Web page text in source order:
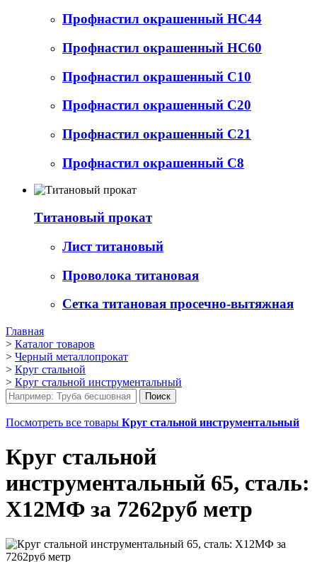
Профнастил окрашенный НС44
Профнастил окрашенный НС60
Профнастил окрашенный С10
Профнастил окрашенный С20
Профнастил окрашенный С21
Профнастил окрашенный С8
Титановый прокат
Лист титановый
Проволока титановая
Сетка титановая просечно-вытяжная
Главная
> Каталог товаров
> Черный металлопрокат
> Круг стальной
> Круг стальной инструментальный
Посмотреть все товары Круг стальной инструментальный
Круг стальной
инструментальный 65, сталь:
Х12МФ за 7262руб метр